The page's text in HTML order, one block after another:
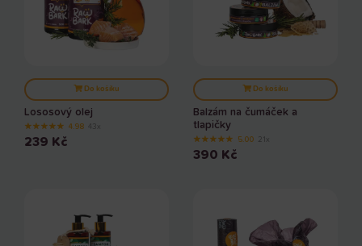
Do košíku
Lososový olej
★★★★★ 4.98 43x
239 Kč
Do košíku
Balzám na čumáček a
tlapičky
★★★★★ 5.00 21x
390 Kč